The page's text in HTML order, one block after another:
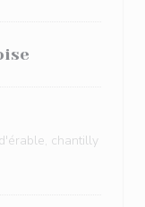
chantilly